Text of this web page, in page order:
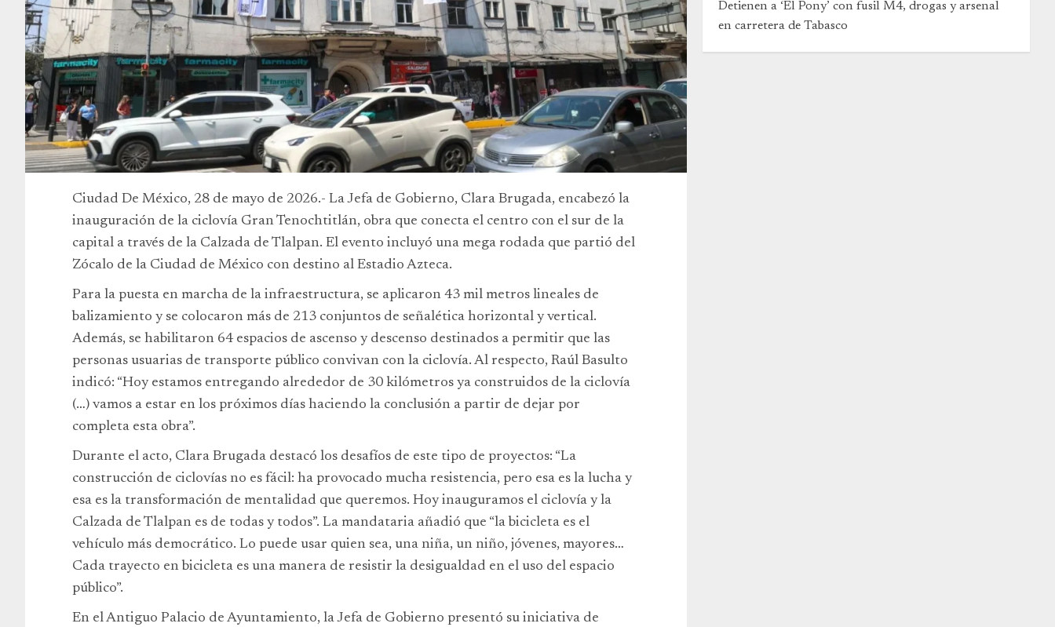
Ciudad De México, 28 de mayo de 2026.- La Jefa de Gobierno, Clara Brugada, encabezó la
inauguración de la ciclovía Gran Tenochtitlán, obra que conecta el centro con el sur de la
capital a través de la Calzada de Tlalpan. El evento incluyó una mega rodada que partió del
Zócalo de la Ciudad de México con destino al Estadio Azteca.
Para la puesta en marcha de la infraestructura, se aplicaron 43 mil metros lineales de
balizamiento y se colocaron más de 213 conjuntos de señalética horizontal y vertical.
Además, se habilitaron 64 espacios de ascenso y descenso destinados a permitir que las
personas usuarias de transporte público convivan con la ciclovía. Al respecto, Raúl Basulto
indicó: “Hoy estamos entregando alrededor de 30 kilómetros ya construidos de la ciclovía
(…) vamos a estar en los próximos días haciendo la conclusión a partir de dejar por
completa esta obra”.
Durante el acto, Clara Brugada destacó los desafíos de este tipo de proyectos: “La
construcción de ciclovías no es fácil: ha provocado mucha resistencia, pero esa es la lucha y
esa es la transformación de mentalidad que queremos. Hoy inauguramos el ciclovía y la
Calzada de Tlalpan es de todas y todos”. La mandataria añadió que “la bicicleta es el
vehículo más democrático. Lo puede usar quien sea, una niña, un niño, jóvenes, mayores…
Cada trayecto en bicicleta es una manera de resistir la desigualdad en el uso del espacio
público”.
En el Antiguo Palacio de Ayuntamiento, la Jefa de Gobierno presentó su iniciativa de
Detienen a ‘El Pony’ con fusil M4, drogas y arsenal
en carretera de Tabasco